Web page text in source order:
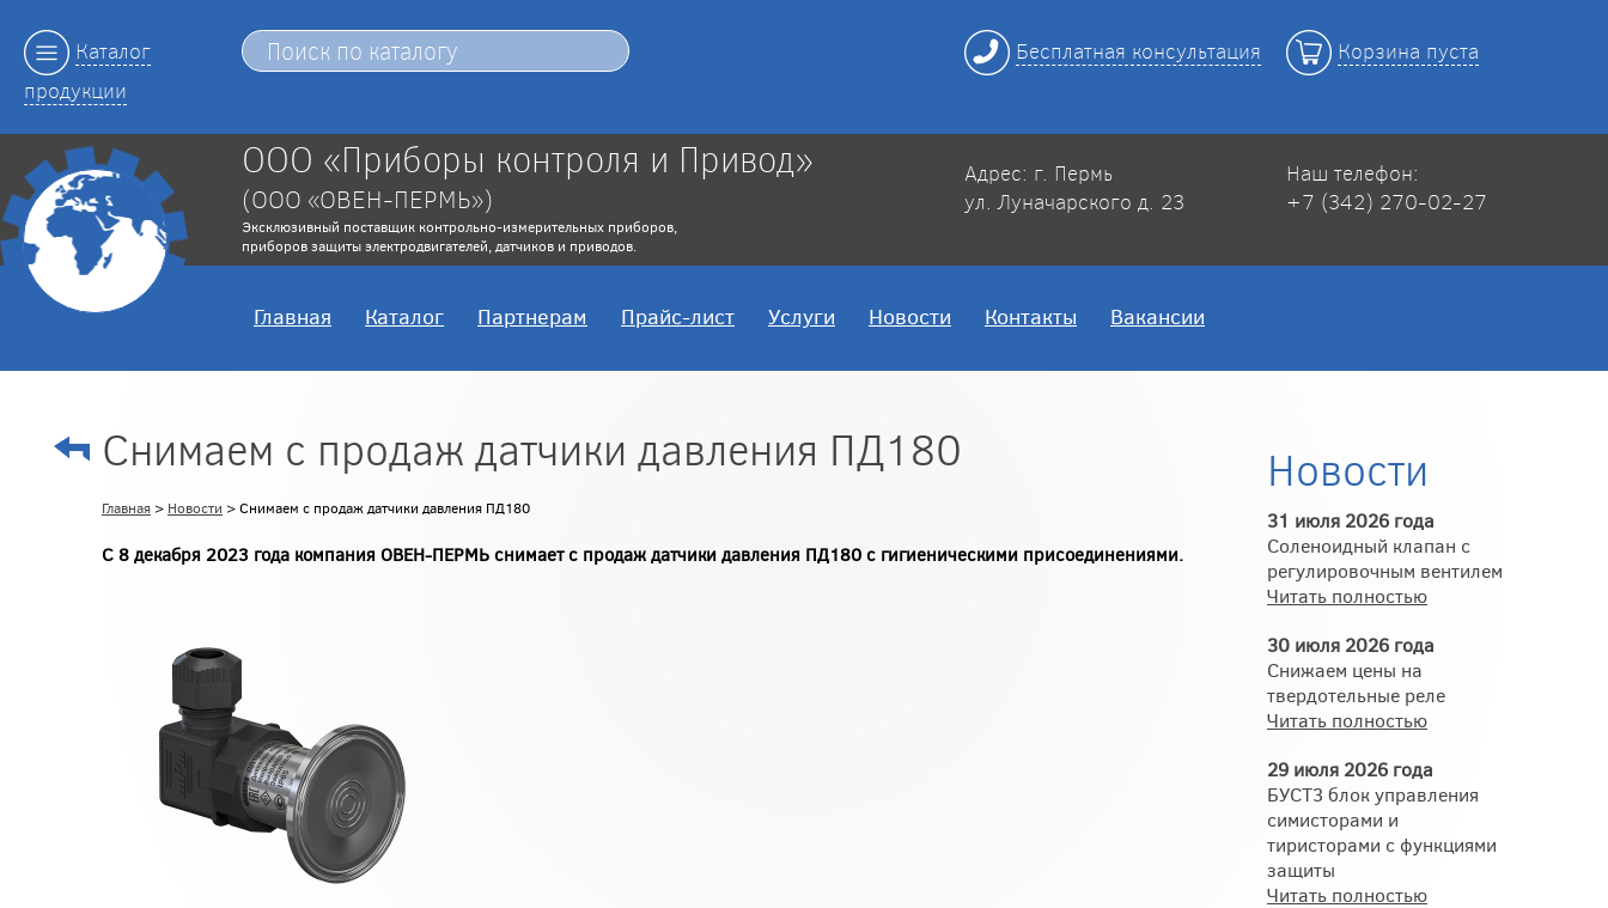
Каталог
продукции
Бесплатная консультация Корзина пуста
ООО «Приборы контроля и Привод»
(ООО «ОВЕН-ПЕРМЬ»)
Эксклюзивный поставщик контрольно-измерительных приборов,
приборов защиты электродвигателей, датчиков и приводов.
Адрес: г. Пермь
ул. Луначарского д. 23
Наш телефон:
+7 (342) 270-02-27
Главная Каталог Партнерам Прайс-лист Услуги Новости Контакты Вакансии
Снимаем с продаж датчики давления ПД180
Главная > Новости > Снимаем с продаж датчики давления ПД180
С 8 декабря 2023 года компания ОВЕН-ПЕРМЬ снимает с продаж датчики давления ПД180 с гигиеническими присоединениями.
Новости
31 июля 2026 года
Соленоидный клапан с
регулировочным вентилем
Читать полностью
30 июля 2026 года
Снижаем цены на
твердотельные реле
Читать полностью
29 июля 2026 года
БУСТ3 блок управления
симисторами и
тиристорами с функциями
защиты
Читать полностью